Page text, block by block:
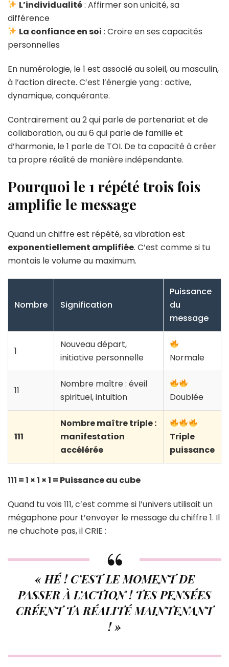
L’individualité: Affirmer son unicité, sa
différence
La confiance en soi : Croire en ses capacités
personnelles
En numérologie, le 1 est associé au soleil, au masculin,
à l’action directe. C’est l’énergie yang : active,
dynamique, conquérante.
Contrairement au 2 qui parle de partenariat et de
collaboration, ou au 6 qui parle de famille et
d’harmonie, le 1 parle de TOI. De ta capacité à créer
ta propre réalité de manière indépendante.
Pourquoi le 1 répété trois fois
amplifie le message
Quand un chiffre est répété, sa vibration est
exponentiellement amplifiée. C’est comme si tu
montais le volume au maximum.
Nombre Signification
Puissance
du
message
1
Nouveau départ,
initiative personnelle
Normale
11
Nombre maître : éveil
spirituel, intuition
Doublée
111
Nombre maître triple :
manifestation
accélérée
Triple
puissance
111 = 1 × 1 × 1 = Puissance au cube
Quand tu vois 111, c’est comme si l’univers utilisait un
mégaphone pour t’envoyer le message du chiffre 1. Il
ne chuchote pas, il CRIE :
« HÉ ! C’EST LE MOMENT DE
PASSER À L’ACTION ! TES PENSÉES
CRÉENT TA RÉALITÉ MAINTENANT
! »